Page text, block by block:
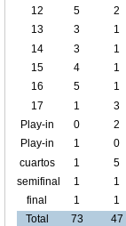
12
5 2
13
3 1
14
3 1
15
4 1
16
5 1
17
1 3
Play-in
1
0 2
Play-in
2
1 0
cuartos
de final
1 5
semifinal
1 1
final
1 1
Total
73 47